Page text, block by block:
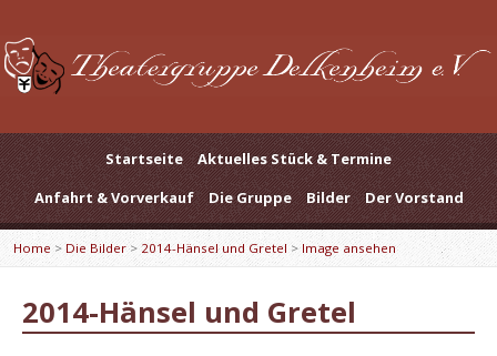
Startseite
Aktuelles Stück & Termine
Anfahrt & Vorverkauf
Die Gruppe Bilder Der Vorstand
Home > Die Bilder> 2014-Hänsel und Gretel >Image ansehen
2014-Hänsel und Gretel